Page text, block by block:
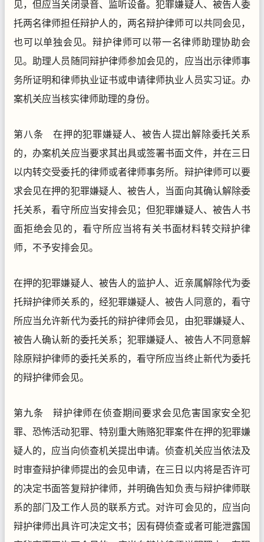
见，但应当关闭录音、监听设备。犯罪嫌疑人、被告人委
托两名律师担任辩护人的，两名辩护律师可以共同会见，
也可以单独会见。辩护律师可以带一名律师助理协助会
见。助理人员随同辩护律师参加会见的，应当出示律师事
务所证明和律师执业证书或申请律师执业人员实习证。办
案机关应当核实律师助理的身份。
第八条 在押的犯罪嫌疑人、被告人提出解除委托关系
的，办案机关应当要求其出具或签署书面文件，并在三日
以内转交受委托的律师或者律师事务所。辩护律师可以要
求会见在押的犯罪嫌疑人、被告人，当面向其确认解除委
托关系，看守所应当安排会见；但犯罪嫌疑人、被告人书
面拒绝会见的，看守所应当将有关书面材料转交辩护律
师，不予安排会见。
在押的犯罪嫌疑人、被告人的监护人、近亲属解除代为委
托辩护律师关系的，经犯罪嫌疑人、被告人同意的，看守
所应当允许新代为委托的辩护律师会见，由犯罪嫌疑人、
被告人确认新的委托关系；犯罪嫌疑人、被告人不同意解
除原辩护律师的委托关系的，看守所应当终止新代为委托
的辩护律师会见。
第九条 辩护律师在侦查期间要求会见危害国家安全犯
罪、恐怖活动犯罪、特别重大贿赂犯罪案件在押的犯罪嫌
疑人的，应当向侦查机关提出申请。侦查机关应当依法及
时审查辩护律师提出的会见申请，在三日以内将是否许可
的决定书面答复辩护律师，并明确告知负责与辩护律师联
系的部门及工作人员的联系方式。对许可会见的，应当向
辩护律师出具许可决定文书；因有碍侦查或者可能泄露国